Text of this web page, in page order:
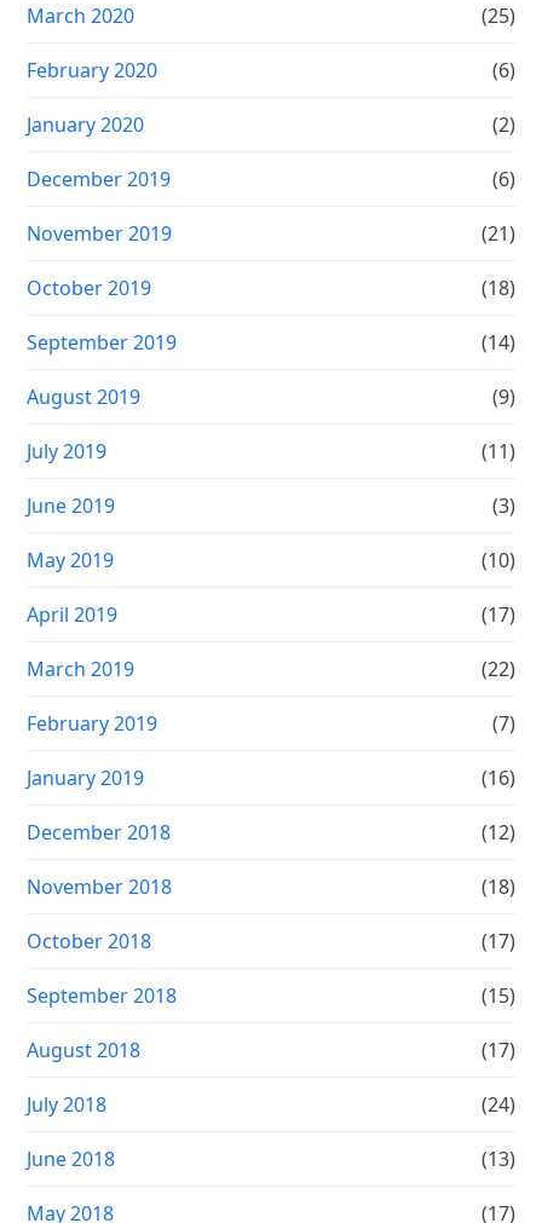
March 2020 (25)
February 2020 (6)
January 2020 (2)
December 2019 (6)
November 2019 (21)
October 2019 (18)
September 2019 (14)
August 2019 (9)
July 2019 (11)
June 2019 (3)
May 2019 (10)
April 2019 (17)
March 2019 (22)
February 2019 (7)
January 2019 (16)
December 2018 (12)
November 2018 (18)
October 2018 (17)
September 2018 (15)
August 2018 (17)
July 2018 (24)
June 2018 (13)
May 2018 (17)